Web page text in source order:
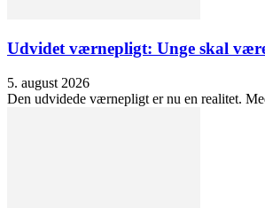
Udvidet værnepligt: Unge skal
5. august 2026
Den udvidede værnepligt er nu en realitet.